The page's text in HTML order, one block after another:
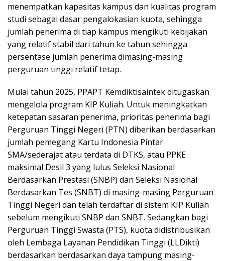
menempatkan kapasitas kampus dan kualitas program
studi sebagai dasar pengalokasian kuota, sehingga
jumlah penerima di tiap kampus mengikuti kebijakan
yang relatif stabil dari tahun ke tahun sehingga
persentase jumlah penerima dimasing-masing
perguruan tinggi relatif tetap.
Mulai tahun 2025, PPAPT Kemdiktisaintek ditugaskan
mengelola program KIP Kuliah. Untuk meningkatkan
ketepatan sasaran penerima, prioritas penerima bagi
Perguruan Tinggi Negeri (PTN) diberikan berdasarkan
jumlah pemegang Kartu Indonesia Pintar
SMA/sederajat atau terdata di DTKS, atau PPKE
maksimal Desil 3 yang lulus Seleksi Nasional
Berdasarkan Prestasi (SNBP) dan Seleksi Nasional
Berdasarkan Tes (SNBT) di masing-masing Perguruan
Tinggi Negeri dan telah terdaftar di sistem KIP Kuliah
sebelum mengikuti SNBP dan SNBT. Sedangkan bagi
Perguruan Tinggi Swasta (PTS), kuota didistribusikan
oleh Lembaga Layanan Pendidikan Tinggi (LLDikti)
berdasarkan berdasarkan daya tampung masing-